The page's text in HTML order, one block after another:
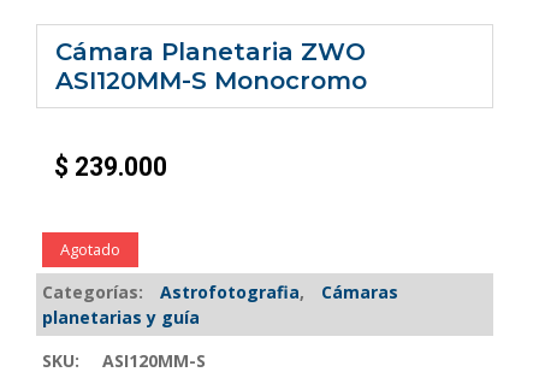
Cámara Planetaria ZWO
ASI120MM-S Monocromo
$ 239.000
Agotado
Categorías: Astrofotografia,
Cámaras
planetarias y guía
SKU:
ASI120MM-S